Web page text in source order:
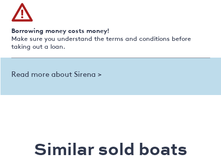
Borrowing money costs money!
Make sure you understand the terms and conditions before
taking out a loan.
Read more about Sirena >
Similar sold boats